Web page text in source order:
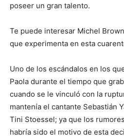
poseer un gran talento.
Te puede interesar Michel
que experimenta en esta
Uno de los escándalos en los
Paola durante el tiempo que
cuando se le vinculó con la
mantenía el cantante Sebastián
Tini Stoessel; ya que los
habría sido el motivo de esta